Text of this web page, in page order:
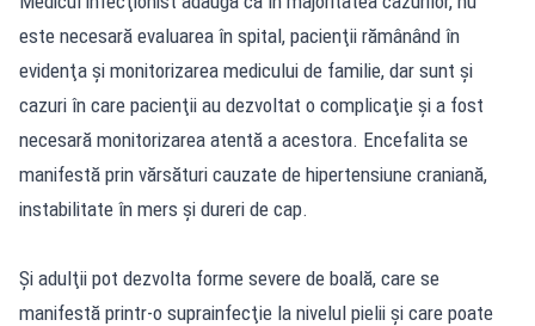
este necesară evaluarea în spital, pacienţii rămânând în
evidenţa şi monitorizarea medicului de familie, dar sunt şi
cazuri în care pacienţii au dezvoltat o complicaţie şi a fost
necesară monitorizarea atentă a acestora. Encefalita se
manifestă prin vărsături cauzate de hipertensiune craniană,
instabilitate în mers şi dureri de cap.
Şi adulţii pot dezvolta forme severe de boală, care se
manifestă printr-o suprainfecţie la nivelul pielii şi care poate